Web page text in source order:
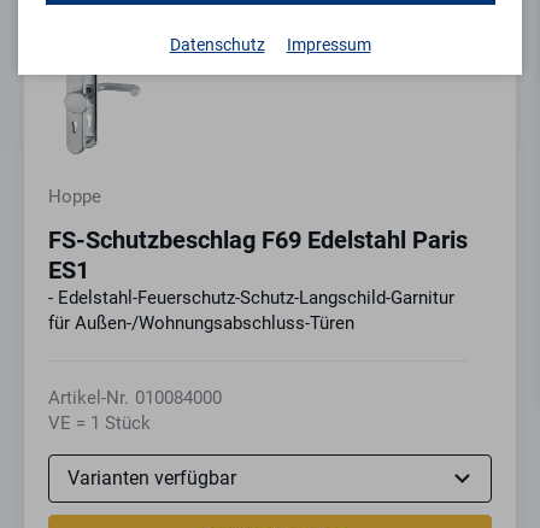
Hoppe
FS-Schutzbeschlag F69 Edelstahl Paris
ES1
- Edelstahl-Feuerschutz-Schutz-Langschild-Garnitur
für Außen-/Wohnungsabschluss-Türen
Artikel-Nr. 010084000
VE = 1 Stück
Datenschutz Impressum